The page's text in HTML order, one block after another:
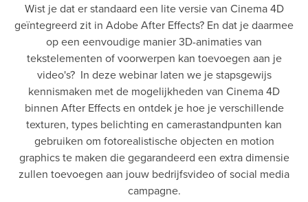
Wist je dat er standaard een lite versie van Cinema 4D
geïntegreerd zit in Adobe After Effects? En dat je daarmee
op een eenvoudige manier 3D-animaties van
tekstelementen of voorwerpen kan toevoegen aan je
video's? In deze webinar laten we je stapsgewijs
kennismaken met de mogelijkheden van Cinema 4D
binnen After Effects en ontdek je hoe je verschillende
texturen, types belichting en camerastandpunten kan
gebruiken om fotorealistische objecten en motion
graphics te maken die gegarandeerd een extra dimensie
zullen toevoegen aan jouw bedrijfsvideo of social media
campagne.